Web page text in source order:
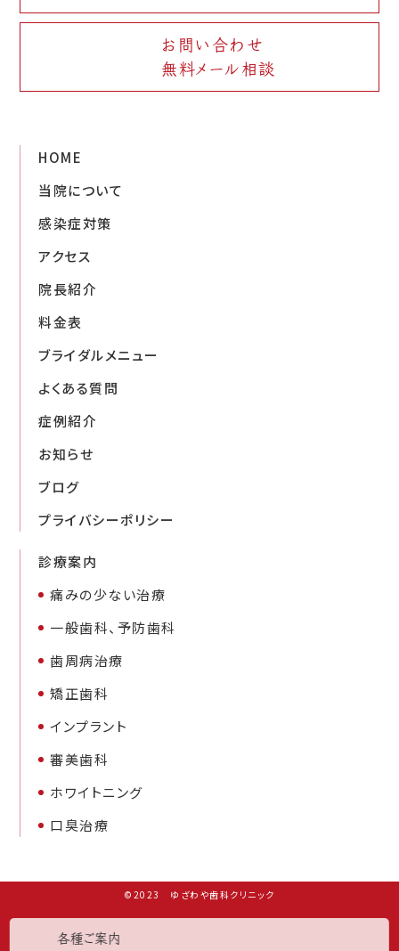
お問い合わせ
無料メール相談
HOME
当院について
感染症対策
アクセス
院長紹介
料金表
ブライダルメニュー
よくある質問
症例紹介
お知らせ
ブログ
プライバシーポリシー
診療案内
痛みの少ない治療
一般歯科、予防歯科
歯周病治療
矯正歯科
インプラント
審美歯科
ホワイトニング
口臭治療
©2023 ゆざわや歯科クリニック
各種ご案内